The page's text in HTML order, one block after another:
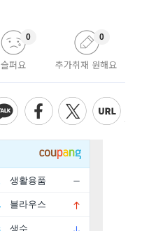
슬퍼요
0
추가취재 원해요
0